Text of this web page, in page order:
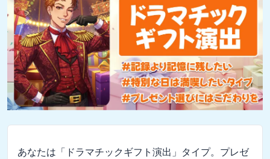
あなたは「ドラマチックギフト演出」タイプ。プレゼ